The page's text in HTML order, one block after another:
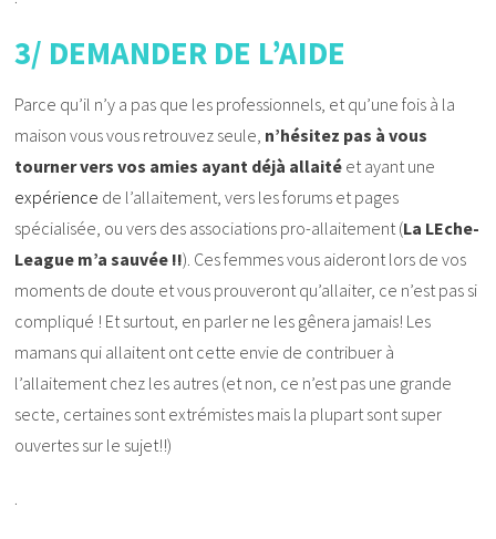
3/ DEMANDER DE L’AIDE
Parce qu’il n’y a pas que les professionnels, et qu’une fois à la
maison vous vous retrouvez seule, n’hésitez pas à vous
tourner vers vos amies ayant déjà allaité et ayant une
expérience de l’allaitement, vers les forums et pages
spécialisée, ou vers des associations pro-allaitement (La LEche-
League m’a sauvée !!). Ces femmes vous aideront lors de vos
moments de doute et vous prouveront qu’allaiter, ce n’est pas si
compliqué ! Et surtout, en parler ne les gênera jamais! Les
mamans qui allaitent ont cette envie de contribuer à
l’allaitement chez les autres (et non, ce n’est pas une grande
secte, certaines sont extrémistes mais la plupart sont super
ouvertes sur le sujet!!)
.